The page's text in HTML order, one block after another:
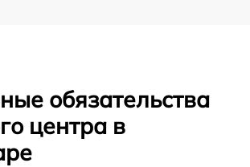
обязательства
центра в